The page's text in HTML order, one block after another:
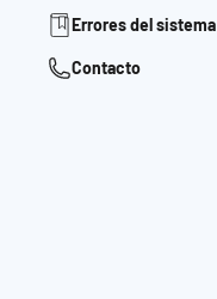
Errores del sistema
Contacto